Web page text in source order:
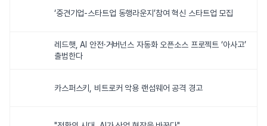
‘중견기업-스타트업 동행라운지’참여 혁신 스타트업 모집
레드햇, AI 안전·거버넌스 자동화 오픈소스 프로젝트 ‘아사고’
출범한다
카스퍼스키, 비트로커 악용 랜섬웨어 공격 경고